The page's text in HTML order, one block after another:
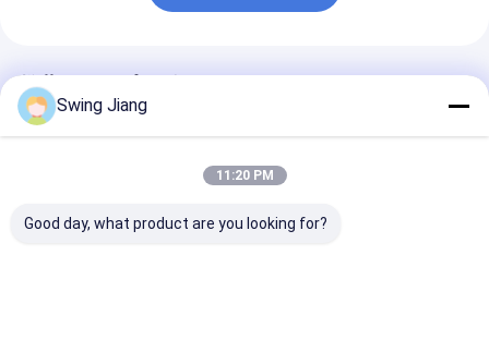
推薦されたプロダクト
Swing Jiang
11:20 PM
Good day, what product are you looking for?